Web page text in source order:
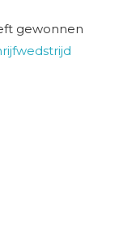
gewonnen